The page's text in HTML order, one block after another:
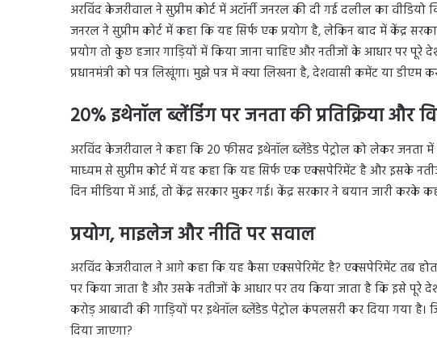
अरविंद केजरीवाल ने सुप्रीम कोर्ट में अटॉर्नी जनरल की दी गई दलील का
जनरल ने सुप्रीम कोर्ट में कहा कि यह सिर्फ एक प्रयोग है, लेकिन बाद में केंद्र
प्रयोग तो कुछ हजार गाड़ियों में किया जाना चाहिए और नतीजों के आधार पर
प्रधानमंत्री को पत्र लिखूंगा। मुझे पत्र में क्या लिखना है, देशवासी कमेंट या डीएम
20%इथेनॉल ब्लेंडिंग पर जनता की प्रतिक्रिया और
अरविंद केजरीवाल ने कहा कि 20 फीसद इथेनॉल ब्लेंडेड पेट्रोल को लेकर जनता में
माध्यम से सुप्रीम कोर्ट में यह कहा कि यह सिर्फ एक एक्सपेरिमेंट है और इसके
दिन मीडिया में आई, तो केंद्र सरकार मुकर गई। केंद्र सरकार ने बयान जारी करके
प्रयोग,माइलेज और नीति पर सवाल
अरविंद केजरीवाल ने आगे कहा कि यह कैसा एक्सपेरिमेंट है? एक्सपेरिमेंट तब
पर किया जाता है और उसके नतीजों के आधार पर तय किया जाता है कि इसे पूरे
करोड़ आबादी की गाड़ियों पर इथेनॉल ब्लेंडेड पेट्रोल कंपलसरी कर दिया गया है।
दिया जाएगा?